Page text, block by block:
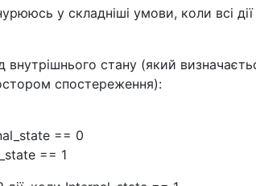
у складніші умови, коли всі дії
внутрішнього стану (який
спостереження):
== 0
== 1